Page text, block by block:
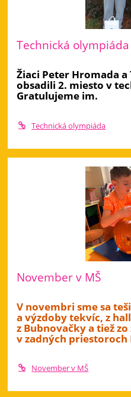
Technická olympiáda
Žiaci Peter Hromada a
obsadili 2. miesto v
Gratulujeme im.
Technická olympiáda
November v MŠ
V novembri sme sa
a výzdoby tekvíc, z
z Bubnovačky a tiež
v zadných priestoroch
November v MŠ